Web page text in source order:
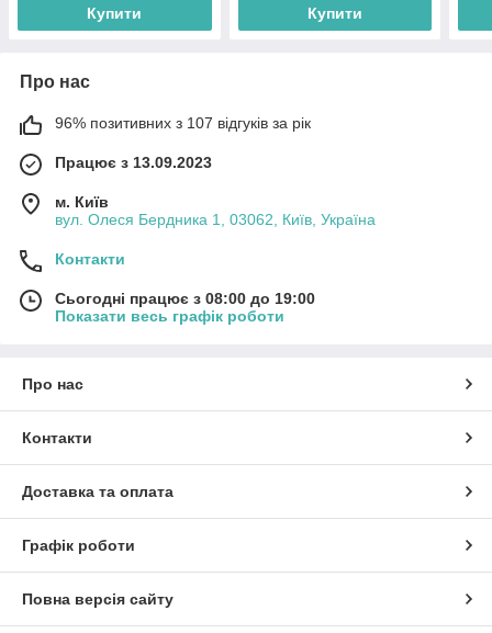
Купити Купити
Про нас
96% позитивних з 107 відгуків за рік
Працює з 13.09.2023
м. Київ
вул. Олеся Бердника 1, 03062, Київ, Україна
Контакти
Сьогодні працює з 08:00 до 19:00
Показати весь графік роботи
Про нас
Контакти
Доставка та оплата
Графік роботи
Повна версія сайту